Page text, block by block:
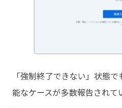
「強制終了できない」状態
能なケースが多数報告されて